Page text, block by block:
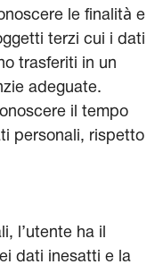
le finalità e
terzi cui i dati
trasferiti in un
adeguate.
il tempo
personali, rispetto
l’utente ha il
dati inesatti e la